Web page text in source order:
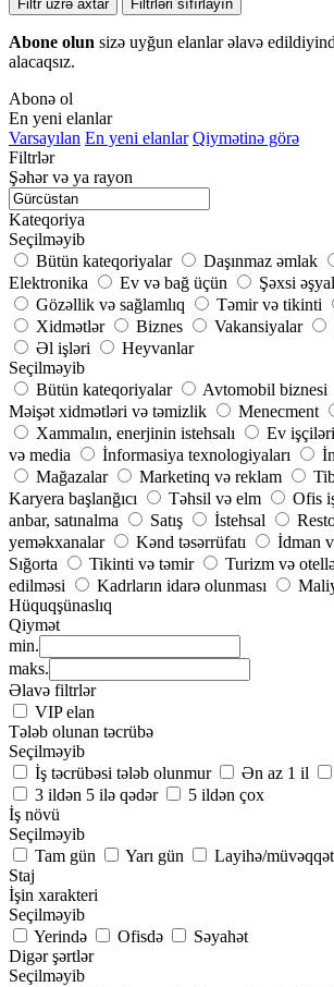
Filtr üzrə axtar Filtrləri sıfırlayın
Abone olun sizə uyğun elanlar əlavə
alacaqsız.
Abonə ol
En yeni elanlar
Varsayılan En yeni elanlar Qiymətinə görə
Filtrlər
Şəhər və ya rayon
Kateqoriya
Seçilməyib
Bütün kateqoriyalar
Daşınmaz əmlak
Elektronika
Ev və bağ üçün Şəxsi
Gözəllik və sağlamlıq
Təmir və tikinti
Xidmətlər
Biznes Vakansiyalar
Əl işləri
Heyvanlar
Seçilməyib
Bütün kateqoriyalar
Avtomobil biznesi
Məişət xidmətləri və təmizlik
Menecment
Xammalın, enerjinin istehsalı
Ev işçiləri
və media
İnformasiya texnologiyaları
Mağazalar
Marketinq və reklam
Karyera başlanğıcı
Təhsil və elm Ofis
anbar, satınalma
Satış İstehsal
yeməkxanalar
Kənd təsərrüfatı
İdman
Sığorta
Tikinti və təmir Turizm və
edilməsi
Kadrların idarə olunması
Hüquqşünaslıq
Qiymət
min.
maks.
Əlavə filtrlər
VIP elan
Tələb olunan təcrübə
Seçilməyib
İş təcrübəsi tələb olunmur
Ən az 1 il
3 ildən 5 ilə qədər
5 ildən çox
İş növü
Seçilməyib
Tam gün
Yarı gün Layihə/
Staj
İşin xarakteri
Seçilməyib
Yerində
Ofisdə
Səyahət
Digər şərtlər
Seçilməyib